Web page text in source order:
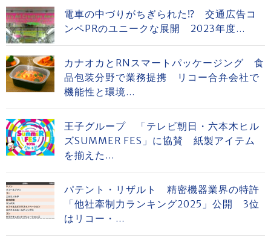
電車の中づりがちぎられた⁉ 交通広告コ
ンペPRのユニークな展開 2023年度...
カナオカとRNスマートパッケージング 食
品包装分野で業務提携 リコー合弁会社で
機能性と環境...
王子グループ 「テレビ朝日・六本木ヒル
ズSUMMER FES」に協賛 紙製アイテム
を揃えた...
パテント・リザルト 精密機器業界の特許
「他社牽制力ランキング2025」公開 3位
はリコー・...